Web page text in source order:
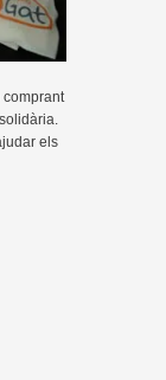
comprant
els